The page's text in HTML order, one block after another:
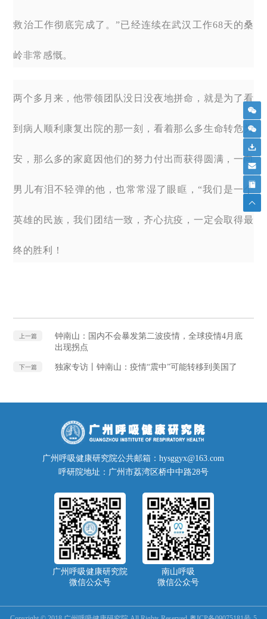
救治工作彻底完成了。”已经连续在武汉工作68天的桑
岭非常感慨。
两个多月来，他带领团队没日没夜地拼命，就是为了看
到病人顺利康复出院的那一刻，看着那么多生命转危为
安，那么多的家庭因他们的努力付出而获得圆满，一向
男儿有泪不轻弹的他，也常常湿了眼眶，“我们是一个
英雄的民族，我们团结一致，齐心抗疫，一定会取得最
终的胜利！
上一篇
钟南山：国内不会暴发第二波疫情，全球疫情4月底
出现拐点
下一篇 独家专访丨钟南山：疫情“震中”可能转移到美国了
广州呼吸健康研究院公共邮箱：hysggyx@163.com
呼研院地址：广州市荔湾区桥中中路28号
广州呼吸健康研究院
微信公众号
南山呼吸
微信公众号